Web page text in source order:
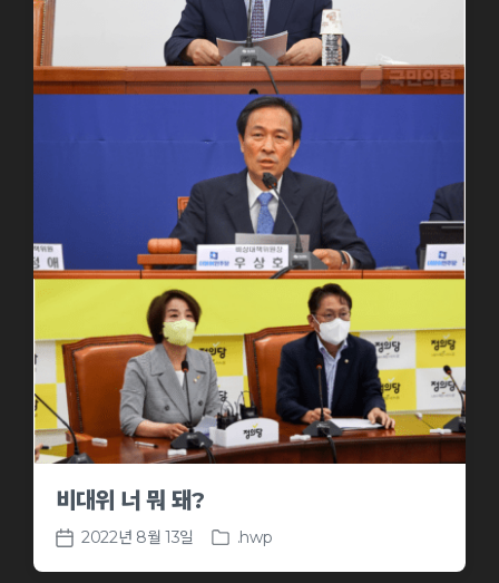
비대위 너 뭐 돼?
P
o
2022년 8월 13일
P
o
.hwp